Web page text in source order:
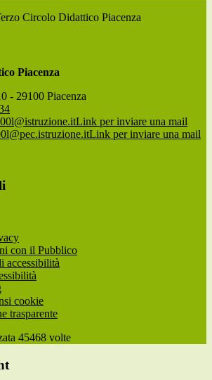
Circolo Didattico Piacenza
Piacenza
- 29100 Piacenza
Link per inviare una mail
Link per inviare una mail
con il Pubblico
accessibilità
cookie
trasparente
45468 volte